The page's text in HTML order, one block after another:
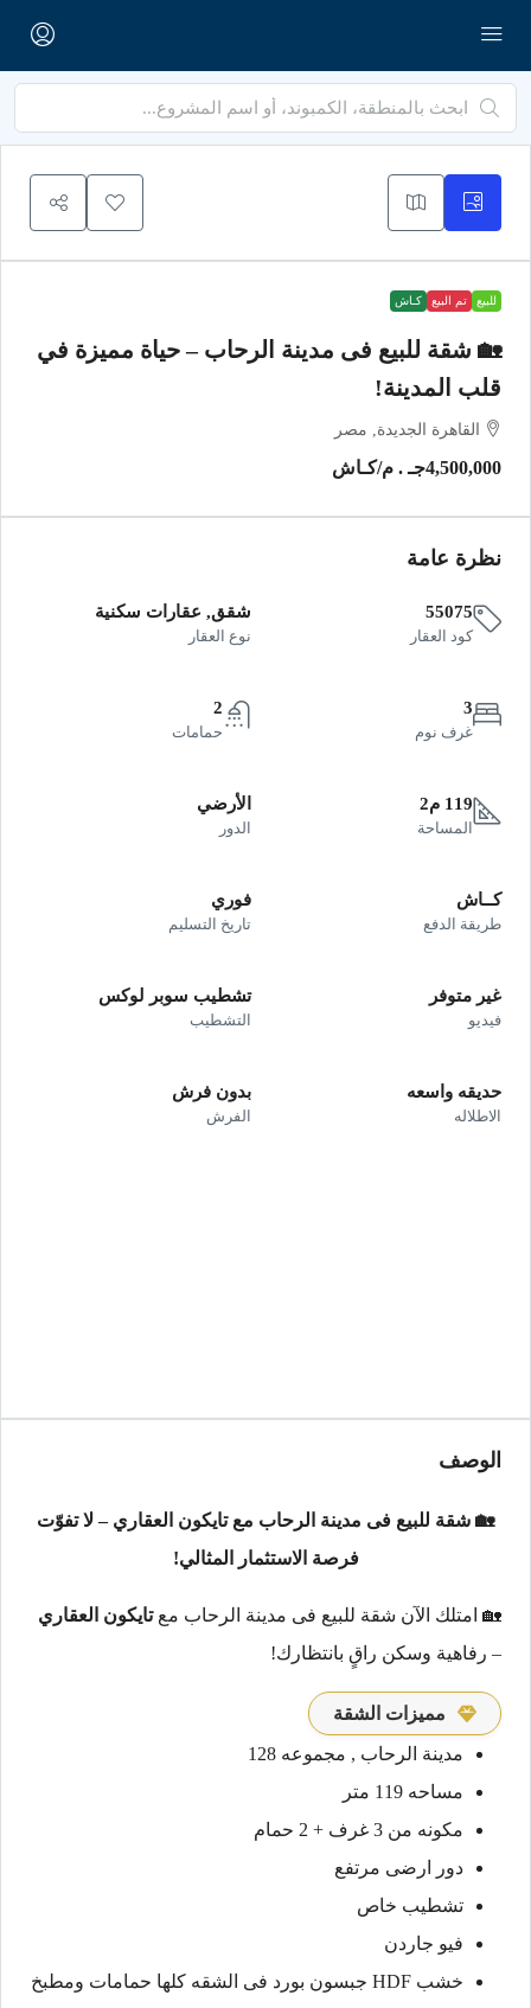
للبيع تم البيع كـاش
🏡 شقة للبيع فى مدينة الرحاب – حياة مميزة في
قلب المدينة!
القاهرة الجديدة, مصر
4,500,000جـ . م /كـاش
نظرة عامة
55075
كود العقار
شقق, عقارات سكنية
نوع العقار
3
غرف نوم
2
حمامات
119 م2
المساحة
الأرضي
الدور
كــاش
طريقة الدفع
فوري
تاريخ التسليم
غير متوفر
فيديو
تشطيب سوبر لوكس
التشطيب
حديقه واسعه
الاطلاله
بدون فرش
الفرش
الوصف
🏡 شقة للبيع فى مدينة الرحاب مع تايكون العقاري – لا تفوّت
فرصة الاستثمار المثالي!
🏡 امتلك الآن شقة للبيع فى مدينة الرحاب معتايكون العقاري
– رفاهية وسكن راقٍ بانتظارك!
مميزات الشقة
مدينة الرحاب , مجموعه 128
مساحه 119 متر
مكونه من 3 غرف + 2 حمام
دور ارضى مرتفع
تشطيب خاص
فيو جاردن
خشب HDF جبسون بورد فى الشقه كلها حمامات ومطبخ